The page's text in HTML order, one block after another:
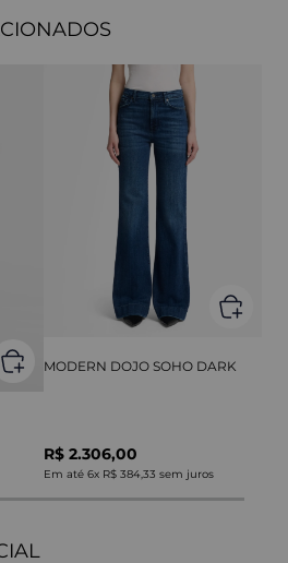
MODERN DOJO SOHO DARK
R$ 2.306,00
Em até 6x R$ 384,33 sem juros